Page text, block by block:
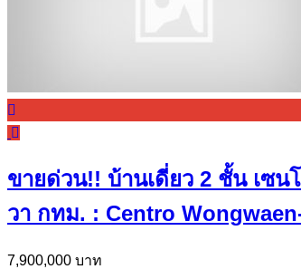
ขายด่วน!! บ้านเดี่ยว 2 ชั้น เซน
วา กทม. : Centro
7,900,000 บาท